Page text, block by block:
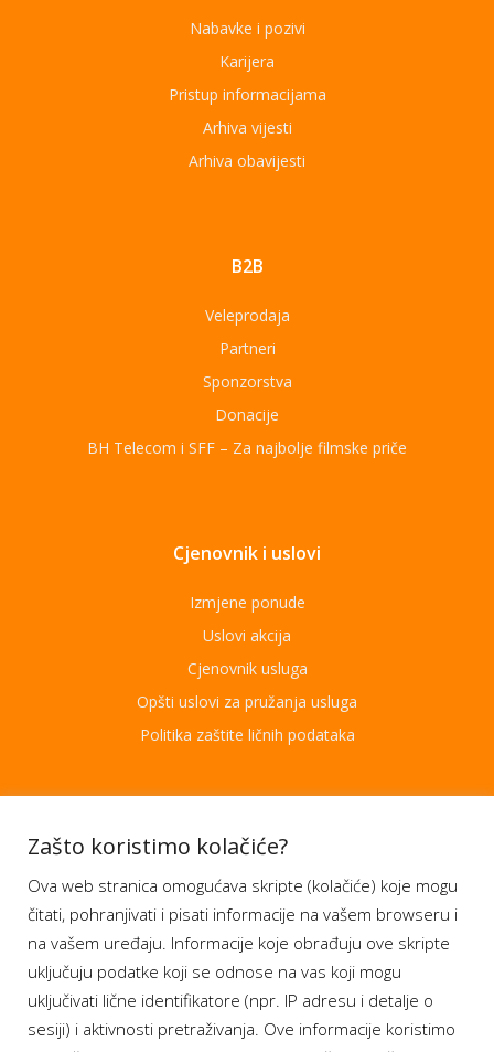
Nabavke i pozivi
Karijera
Pristup informacijama
Arhiva vijesti
Arhiva obavijesti
B2B
Veleprodaja
Partneri
Sponzorstva
Donacije
BH Telecom i SFF – Za najbolje filmske priče
Cjenovnik i uslovi
Izmjene ponude
Uslovi akcija
Cjenovnik usluga
Opšti uslovi za pružanja usluga
Politika zaštite ličnih podataka
Aplikacije
Moj BH Telecom
Dostupnost usluga
Moja webTV
Aukcije BH Telecom
Zašto koristimo kolačiće?
Ova web stranica omogućava skripte (kolačiće) koje mogu
čitati, pohranjivati i pisati informacije na vašem browseru i
na vašem uređaju. Informacije koje obrađuju ove skripte
uključuju podatke koji se odnose na vas koji mogu
uključivati lične identifikatore (npr. IP adresu i detalje o
sesiji) i aktivnosti pretraživanja. Ove informacije koristimo